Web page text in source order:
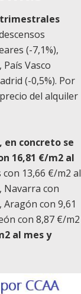
trimestrales
(-7,1%),
Vasco
(-0,5%). Por
del alquiler
concreto se
16,81 €/m2 al
con 13,66 €/m2 al
Navarra con
Aragón con 9,61
con 8,87 €/m2
al mes y